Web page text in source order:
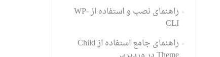
راهنمای نصب و استفاده از WP-
CLI
راهنمای جامع استفاده از Child